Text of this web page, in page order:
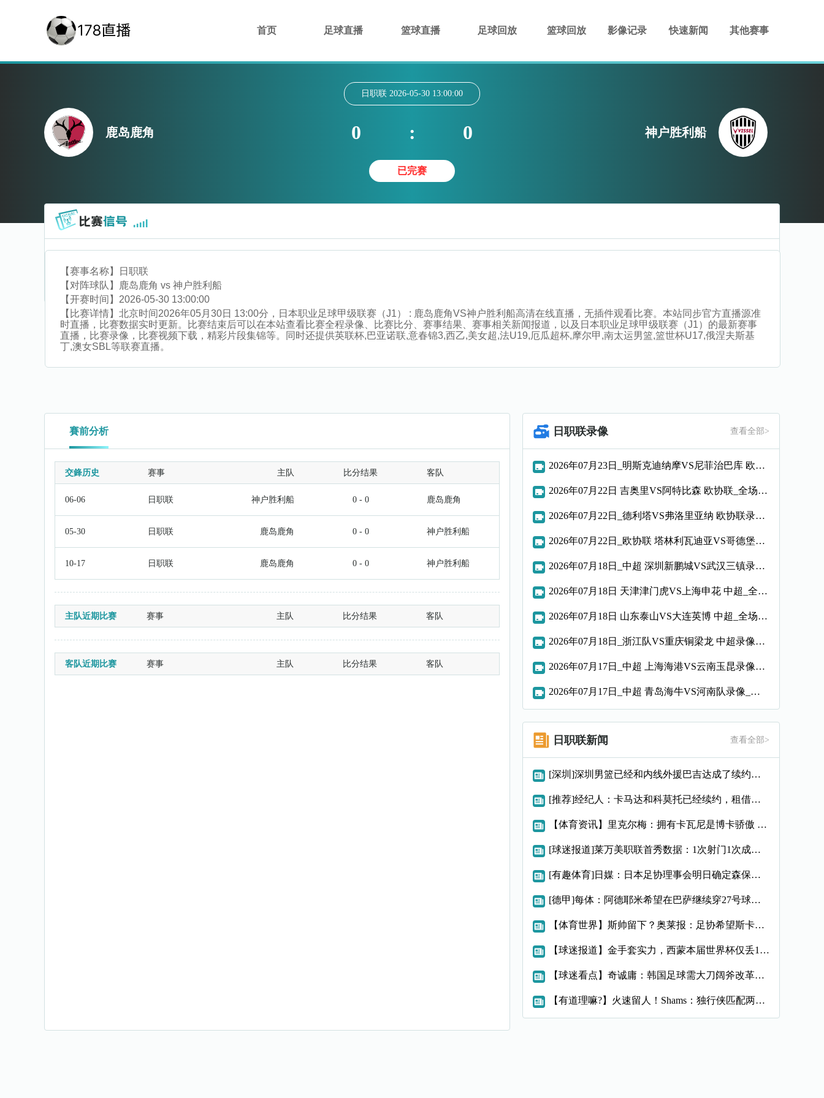
首页 足球直播 篮球直播 足球回放 篮球回放 影像记录 快速新闻 其他赛事
鹿岛鹿角
日职联 2026-05-30 13:00:00
0 : 0
已完赛
神户胜利船
【赛事名称】
日职联
【对阵球队】
鹿岛鹿角 vs 神户胜利船
【开赛时间】 2026-05-30 13:00:00
【比赛详情】 北京时间2026年05月30日 13:00分，日本职业足球甲级联赛（J1） : 鹿岛鹿角VS神户胜利船高清在线直播，无插件观看比赛。本站同步官方直播源准
时直播，比赛数据实时更新。比赛结束后可以在本站查看比赛全程录像、比赛比分、赛事结果、赛事相关新闻报道，以及日本职业足球甲级联赛（J1）的最新赛事
直播，比赛录像，比赛视频下载，精彩片段集锦等。同时还提供英联杯,巴亚诺联,意春锦3,西乙,美女超,法U19,厄瓜超杯,摩尔甲,南太运男篮,篮世杯U17,俄涅夫斯基
丁,澳女SBL等联赛直播。
賽前分析
交鋒历史 赛事 主队 比分结果 客队
06-06 日职联 神户胜利船 0 - 0 鹿岛鹿角
05-30 日职联 鹿岛鹿角 0 - 0 神户胜利船
10-17 日职联 鹿岛鹿角 0 - 0 神户胜利船
主队近期比赛 赛事 主队 比分结果 客队
客队近期比赛 赛事 主队 比分结果 客队
日职联录像 查看全部>
2026年07月23日_明斯克迪纳摩VS尼菲治巴库 欧协联录像_全场录像【高清回放】
2026年07月22日 吉奥里VS阿特比森 欧协联_全场录像【视频集锦】
2026年07月22日_德利塔VS弗洛里亚纳 欧协联录像_高清录像【全场回放】
2026年07月22日_欧协联 塔林利瓦迪亚VS哥德堡录像_全场录像【高清回放】
2026年07月18日_中超 深圳新鹏城VS武汉三镇录像_高清录像【全场回放】
2026年07月18日 天津津门虎VS上海申花 中超_全场录像【视频集锦】
2026年07月18日 山东泰山VS大连英博 中超_全场录像【全场回放】
2026年07月18日_浙江队VS重庆铜梁龙 中超录像_全场录像【全场回放】
2026年07月17日_中超 上海海港VS云南玉昆录像_全场录像【全场回放】
2026年07月17日_中超 青岛海牛VS河南队录像_全场录像【视频集锦】
日职联新闻 查看全部>
[深圳]深圳男篮已经和内线外援巴吉达成了续约一致
[推荐]经纪人：卡马达和科莫托已经续约，租借？目前的想法是留
【体育资讯】里克尔梅：拥有卡瓦尼是博卡骄傲 斯卡洛尼是史上最
[球迷报道]莱万美职联首秀数据：1次射门1次成功过人预期进球
[有趣体育]日媒：日本足协理事会明日确定森保一续约半年，提案
[德甲]每体：阿德耶米希望在巴萨继续穿27号球衣，但西甲规则
【体育世界】斯帅留下？奥莱报：足协希望斯卡洛尼继续执教，相信
【球迷报道】金手套实力，西蒙本届世界杯仅丢1球，近16场代表
【球迷看点】奇诚庸：韩国足球需大刀阔斧改革，从业者必须清醒过
【有道理嘛?】火速留人！Shams：独行侠匹配两年470万报